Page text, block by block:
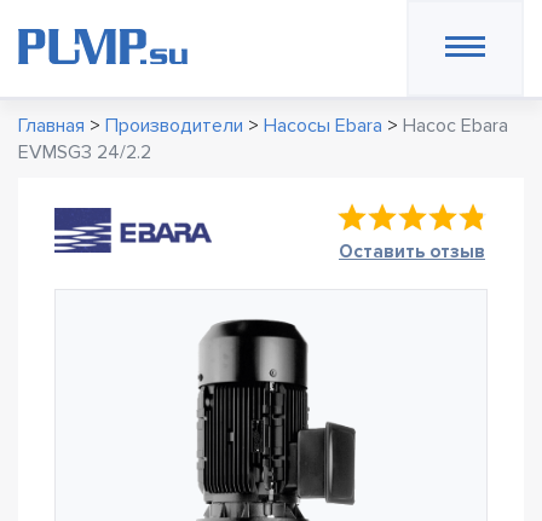
Главная > Производители > Насосы Ebara > Насос Ebara
EVMSG3 24/2.2
Оставить отзыв